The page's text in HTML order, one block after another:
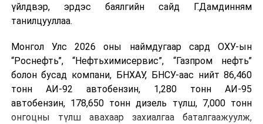
үйлдвэр, эрдэс баялгийн сайд Г.Дамдинням
танилцууллаа.
Монгол Улс 2026 оны наймдугаар сард ОХУ-ын
“Роснефть”, “Нефтьхимисервис”, “Газпром нефть”
болон бусад компани, БНХАУ, БНСУ-аас нийт 86,460
тонн АИ-92 автобензин, 1,280 тонн АИ-95
автобензин, 178,650 тонн дизель түлш, 7,000 тонн
онгоцны түлш авахаар захиалгаа баталгаажуулж,